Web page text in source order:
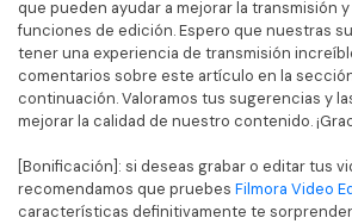
que pueden ayudar a mejorar la transmisión
funciones de edición. Espero que nuestras
tener una experiencia de transmisión
comentarios sobre este artículo en la
continuación. Valoramos tus sugerencias y
mejorar la calidad de nuestro contenido.
[Bonificación]: si deseas grabar o editar tus
recomendamos que pruebes Filmora Video
características definitivamente te